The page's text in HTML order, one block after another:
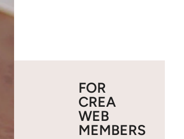
FOR
CREA
WEB
MEMBERS